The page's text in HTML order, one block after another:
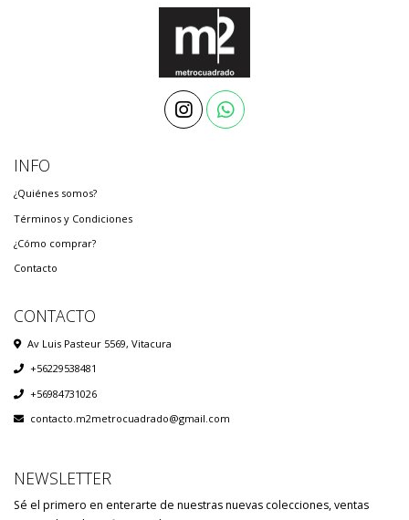
INFO
¿Quiénes somos?
Términos y Condiciones
¿Cómo comprar?
Contacto
CONTACTO
Av Luis Pasteur 5569, Vitacura
+56229538481
+56984731026
contacto.m2metrocuadrado@gmail.com
NEWSLETTER
Sé el primero en enterarte de nuestras nuevas colecciones, ventas